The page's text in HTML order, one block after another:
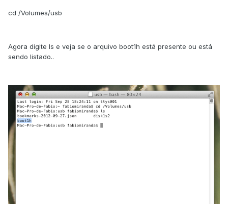
cd /Volumes/usb
Agora digite ls e veja se o arquivo boot1h está presente ou está
sendo listado..